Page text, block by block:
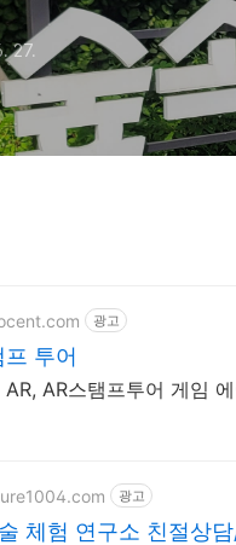
27.
광고
투어
AR스탬프투어 게임
광고
체험 연구소 친절상